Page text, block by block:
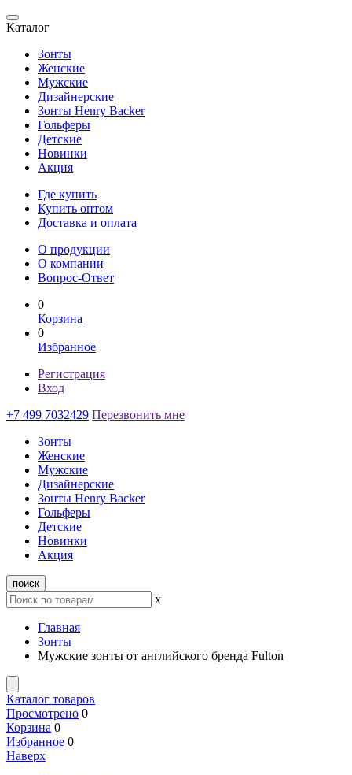
Каталог
Зонты
Женские
Мужские
Дизайнерские
Зонты Henry Backer
Гольферы
Детские
Новинки
Акция
Где купить
Купить оптом
Доставка и оплата
О продукции
О компании
Вопрос-Ответ
0
Корзина
0
Избранное
Регистрация
Вход
+7 499 7032429 Перезвонить мне
Зонты
Женские
Мужские
Дизайнерские
Зонты Henry Backer
Гольферы
Детские
Новинки
Акция
поиск
x
Главная
Зонты
Мужские зонты от английского бренда Fulton
Каталог товаров
Просмотрено 0
Корзина 0
Избранное 0
Наверх